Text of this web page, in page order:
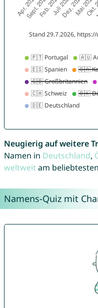
Neugierig auf weitere
Namen in Deutschland,
weltweitam
Namens-Quiz mit